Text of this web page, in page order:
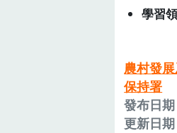
學習
農村發
保持署
發布日
更新日